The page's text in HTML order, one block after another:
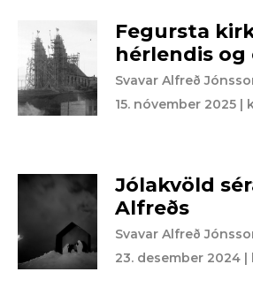
Fegursta
hérlendis og
Svavar Alfreð
15. nóvember 2025 |
Jólakvöld
Alfreðs
Svavar Alfreð
23. desember 2024 |